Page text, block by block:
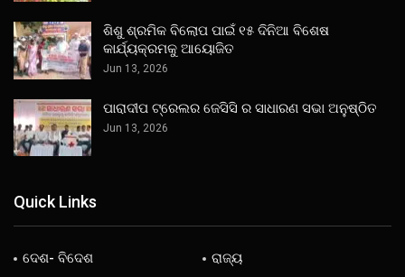
ଶିଶୁ ଶ୍ରମିକ ବିଲୋପ ପାଇଁ ୧୫ ଦିନିଆ ବିଶେଷ
କାର୍ଯ୍ୟକ୍ରମକୁ ଆୟୋଜିତ
Jun 13, 2026
ପାରାଦୀପ ଟ୍ରେଲର ଜେସିସି ର ସାଧାରଣ ସଭା ଅନୁଷ୍ଠିତ
Jun 13, 2026
Quick Links
ଦେଶ- ବିଦେଶ
ରାଜ୍ୟ